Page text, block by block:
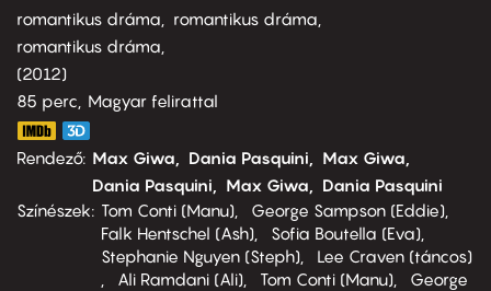
romantikus dráma
romantikus dráma
romantikus dráma
2012
85 perc,
Magyar felirattal
Rendező Max Giwa Dania Pasquini
Max Giwa
Dania Pasquini
Max Giwa
Dania Pasquini
Színészek
Tom Conti (Manu)
George Sampson (Eddie)
Falk Hentschel (Ash)
Sofia Boutella (Eva)
Stephanie Nguyen (Steph)
Lee Craven (táncos)
Ali Ramdani (Ali)
Tom Conti (Manu)
George